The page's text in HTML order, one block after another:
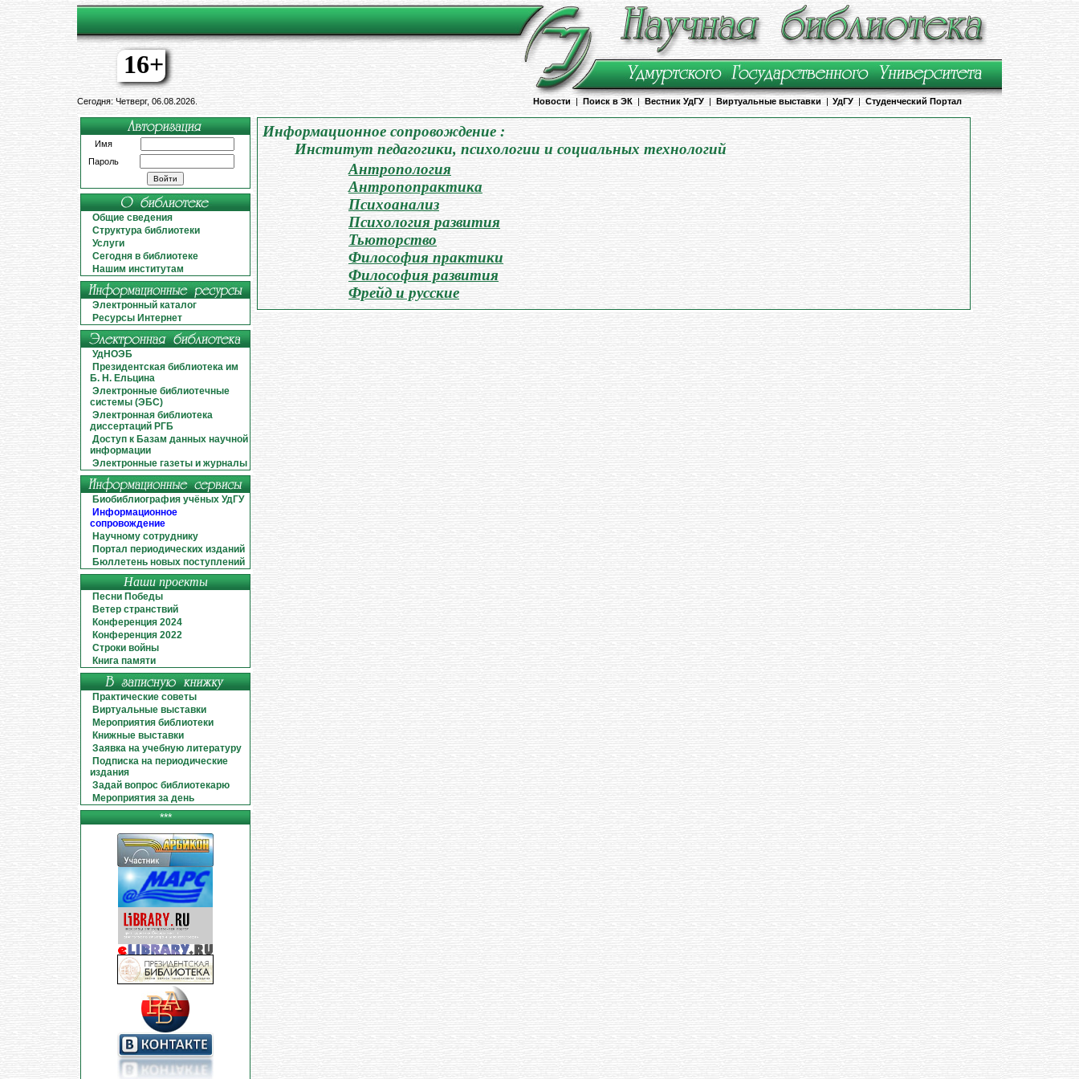
16+
Сегодня: Четверг, 06.08.2026. Новости | Поиск в ЭК | Вестник УдГУ | Виртуальные выставки | УдГУ | Студенческий Портал
Имя
Пароль
Общие сведения
Структура библиотеки
Услуги
Сегодня в библиотеке
Нашим институтам
Электронный каталог
Ресурсы Интернет
УдНОЭБ
Президентская библиотека им
Б. Н. Ельцина
Электронные библиотечные
системы (ЭБС)
Электронная библиотека
диссертаций РГБ
Доступ к Базам данных научной
информации
Электронные газеты и журналы
Биобиблиография учёных УдГУ
Информационное
сопровождение
Научному сотруднику
Портал периодических изданий
Бюллетень новых поступлений
Наши проекты
Песни Победы
Ветер странствий
Конференция 2024
Конференция 2022
Строки войны
Книга памяти
Практические советы
Виртуальные выставки
Мероприятия библиотеки
Книжные выставки
Заявка на учебную литературу
Подписка на периодические
издания
Задай вопрос библиотекарю
Мероприятия за день
***
Информационное сопровождение :
Институт педагогики, психологии и социальных технологий
Антропология
Антропопрактика
Психоанализ
Психология развития
Тьюторство
Философия практики
Философия развития
Фрейд и русские